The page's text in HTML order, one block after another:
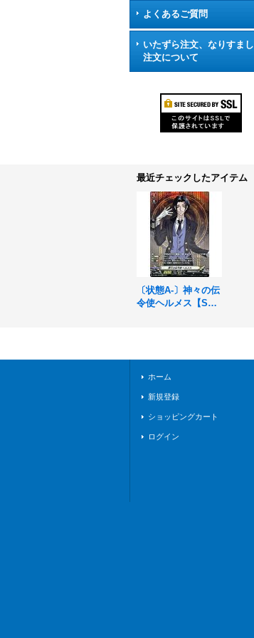
よくあるご質問
いたずら注文、なりすまし
注文について
最近チェックしたアイテム
〔状態A-〕神々の伝
令使ヘルメス【S
ホーム
新規登録
ショッピングカート
ログイン